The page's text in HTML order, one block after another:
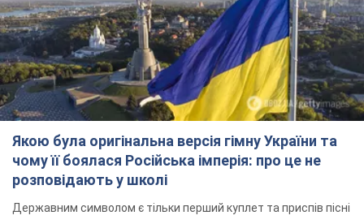
Якою була оригінальна версія гімну України та
чому її боялася Російська імперія: про це не
розповідають у школі
Державним символом є тільки перший куплет та приспів пісні